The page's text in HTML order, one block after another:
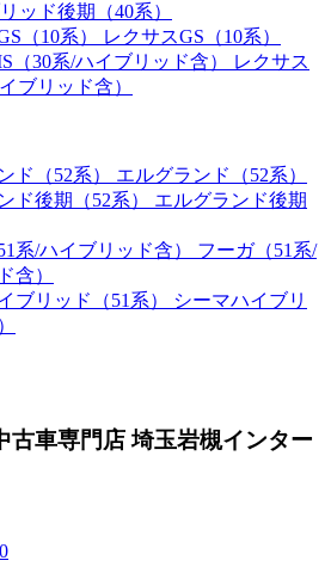
ッド後期（40系）
レクサスGS（10系）
レクサス
ブリッド含）
エルグランド（52系）
エルグランド後期
フーガ（51系/
含）
シーマハイブリ
古車専門店 埼玉岩槻インター